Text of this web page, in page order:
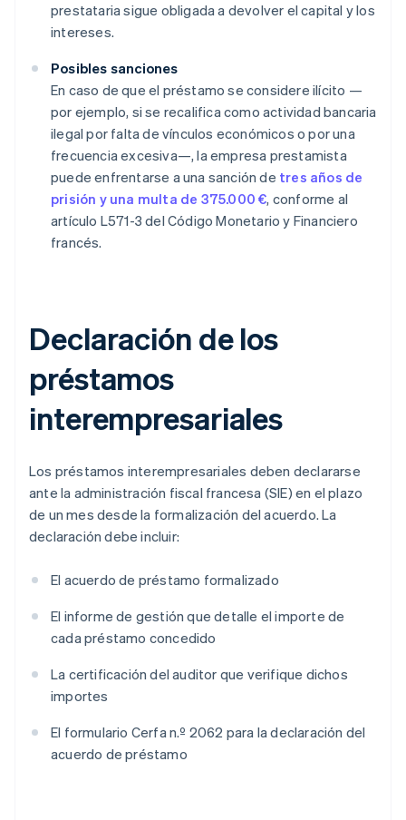
prestataria sigue obligada a devolver el capital y los
intereses.
Posibles sanciones
En caso de que el préstamo se considere ilícito —
por ejemplo, si se recalifica como actividad bancaria
ilegal por falta de vínculos económicos o por una
frecuencia excesiva—, la empresa prestamista
puede enfrentarse a una sanción de tres años de
prisión y una multa de 375.000 €, conforme al
artículo L571-3 del Código Monetario y Financiero
francés.
Declaración de los
préstamos
interempresariales
Los préstamos interempresariales deben declararse
ante la administración fiscal francesa (SIE) en el plazo
de un mes desde la formalización del acuerdo. La
declaración debe incluir:
El acuerdo de préstamo formalizado
El informe de gestión que detalle el importe de
cada préstamo concedido
La certificación del auditor que verifique dichos
importes
El formulario Cerfa n.º 2062 para la declaración del
acuerdo de préstamo